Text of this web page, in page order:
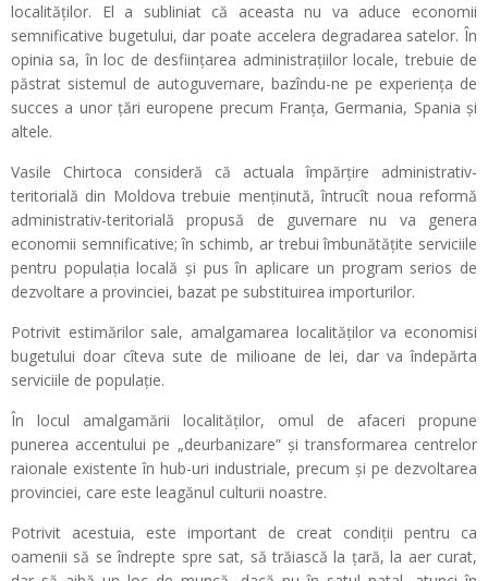
localităților. El a subliniat că aceasta nu va aduce economii
semnificative bugetului, dar poate accelera degradarea satelor. În
opinia sa, în loc de desființarea administrațiilor locale, trebuie de
păstrat sistemul de autoguvernare, bazîndu-ne pe experiența de
succes a unor țări europene precum Franța, Germania, Spania și
altele.
Vasile Chirtoca consideră că actuala împărțire administrativ-
teritorială din Moldova trebuie menținută, întrucît noua reformă
administrativ-teritorială propusă de guvernare nu va genera
economii semnificative; în schimb, ar trebui îmbunătățite serviciile
pentru populația locală și pus în aplicare un program serios de
dezvoltare a provinciei, bazat pe substituirea importurilor.
Potrivit estimărilor sale, amalgamarea localităților va economisi
bugetului doar cîteva sute de milioane de lei, dar va îndepărta
serviciile de populație.
În locul amalgamării localităților, omul de afaceri propune
punerea accentului pe „deurbanizare” și transformarea centrelor
raionale existente în hub-uri industriale, precum și pe dezvoltarea
provinciei, care este leagănul culturii noastre.
Potrivit acestuia, este important de creat condiții pentru ca
oamenii să se îndrepte spre sat, să trăiască la țară, la aer curat,